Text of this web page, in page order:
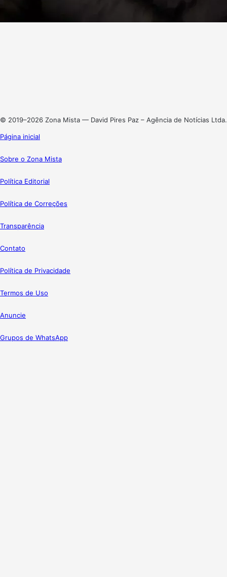
© 2019–2026 Zona Mista — David Pires Paz – Agência de Notícias Ltda.
Página inicial
Sobre o Zona Mista
Política Editorial
Política de Correções
Transparência
Contato
Política de Privacidade
Termos de Uso
Anuncie
Grupos de WhatsApp